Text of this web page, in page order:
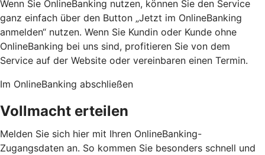
Wenn Sie OnlineBanking nutzen, können Sie den Service
ganz einfach über den Button „Jetzt im OnlineBanking
anmelden“ nutzen. Wenn Sie Kundin oder Kunde ohne
OnlineBanking bei uns sind, profitieren Sie von dem
Service auf der Website oder vereinbaren einen Termin.
Im OnlineBanking abschließen
Vollmacht erteilen
Melden Sie sich hier mit Ihren OnlineBanking-
Zugangsdaten an. So kommen Sie besonders schnell und